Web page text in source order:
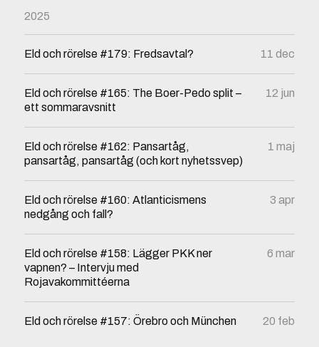
2025
Eld och rörelse #179: Fredsavtal? 11 dec
Eld och rörelse #165: The Boer-Pedo split –
ett sommaravsnitt
12 jun
Eld och rörelse #162: Pansartåg,
pansartåg, pansartåg (och kort nyhetssvep)
1 maj
Eld och rörelse #160: Atlanticismens
nedgång och fall?
3 apr
Eld och rörelse #158: Lägger PKK ner
vapnen? – Intervju med
Rojavakommittéerna
6 mar
Eld och rörelse #157: Örebro och München 20 feb